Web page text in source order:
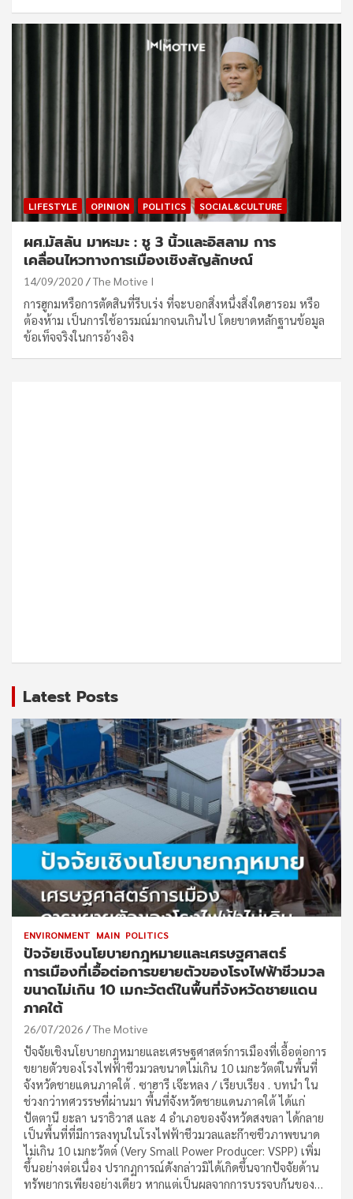
LIFESTYLE OPINION POLITICS SOCIAL&CULTURE
ผศ.มัสลัน มาหะมะ : ชู 3 นิ้วและอิสลาม การ
เคลื่อนไหวทางการเมืองเชิงสัญลักษณ์
14/09/2020 The Motive I
การฮูกมหรือการตัดสินที่รีบเร่ง ที่จะบอกสิ่งหนึ่งสิ่งใดฮารอม หรือ
ต้องห้าม เป็นการใช้อารมณ์มากจนเกินไป โดยขาดหลักฐานข้อมูล
ข้อเท็จจริงในการอ้างอิง
Latest Posts
ENVIRONMENT MAIN POLITICS
ปัจจัยเชิงนโยบายกฎหมายและเศรษฐศาสตร์
การเมืองที่เอื้อต่อการขยายตัวของโรงไฟฟ้าชีวมวล
ขนาดไม่เกิน 10 เมกะวัตต์ในพื้นที่จังหวัดชายแดน
ภาคใต้
26/07/2026 The Motive
ปัจจัยเชิงนโยบายกฎหมายและเศรษฐศาสตร์การเมืองที่เอื้อต่อการ
ขยายตัวของโรงไฟฟ้าชีวมวลขนาดไม่เกิน 10 เมกะวัตต์ในพื้นที่
จังหวัดชายแดนภาคใต้ . ซาฮารี เจ๊ะหลง / เรียบเรียง . บทนำ ใน
ช่วงกว่าทศวรรษที่ผ่านมา พื้นที่จังหวัดชายแดนภาคใต้ ได้แก่
ปัตตานี ยะลา นราธิวาส และ 4 อำเภอของจังหวัดสงขลา ได้กลาย
เป็นพื้นที่ที่มีการลงทุนในโรงไฟฟ้าชีวมวลและก๊าซชีวภาพขนาด
ไม่เกิน 10 เมกะวัตต์ (Very Small Power Producer: VSPP) เพิ่ม
ขึ้นอย่างต่อเนื่อง ปรากฏการณ์ดังกล่าวมิได้เกิดขึ้นจากปัจจัยด้าน
ทรัพยากรเพียงอย่างเดียว หากแต่เป็นผลจากการบรรจบกันของ…